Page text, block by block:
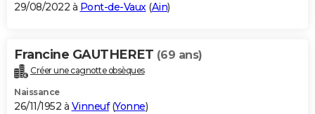
29/08/2022 à Pont-de-Vaux(Ain)
Francine GAUTHERET (69 ans)
Créer une cagnotte obsèques
Naissance
26/11/1952 à Vinneuf(Yonne)